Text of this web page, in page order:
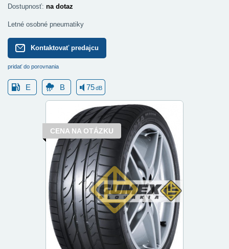
Dostupnosť: na dotaz
Letné osobné pneumatiky
Kontaktovať predajcu
pridať do porovnania
E B 75dB
CENA NA OTÁZKU